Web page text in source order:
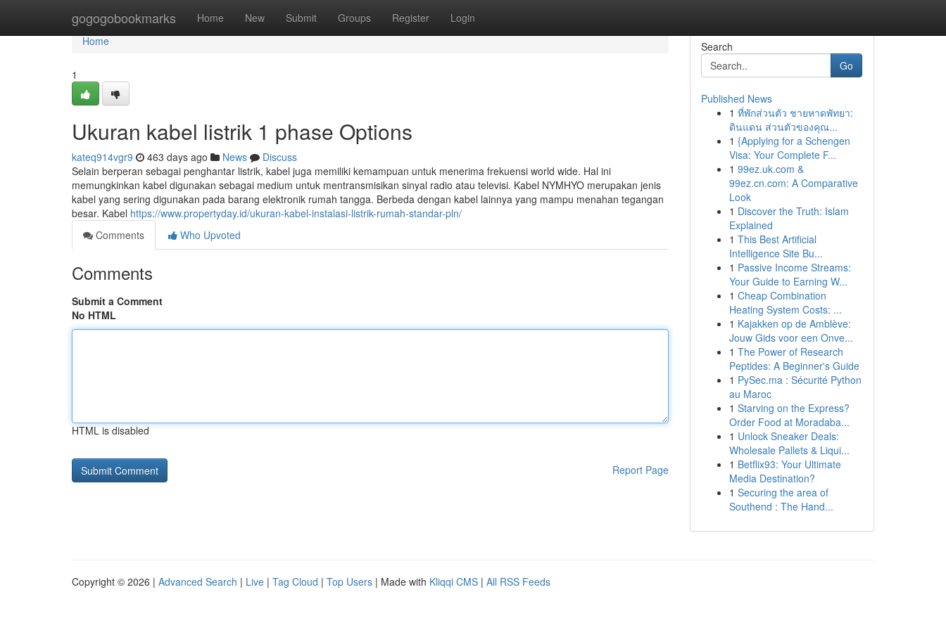
gogogobookmarks Home New Submit Groups Register Login
Home
Home
1
Ukuran kabel listrik 1 phase Options
kateq914vgr9 463 days ago News
Discuss
Selain berperan sebagai penghantar listrik, kabel juga memiliki kemampuan untuk menerima frekuensi world wide. Hal ini
memungkinkan kabel digunakan sebagai medium untuk mentransmisikan sinyal radio atau televisi. Kabel NYMHYO merupakan jenis
kabel yang sering digunakan pada barang elektronik rumah tangga. Berbeda dengan kabel lainnya yang mampu menahan tegangan
besar. Kabel https://www.propertyday.id/ukuran-kabel-instalasi-listrik-rumah-standar-pln/
Comments
Who Upvoted
Comments
Submit a Comment
No HTML
HTML is disabled
Report Page
Search
Go
Published News
1 ที่พักส่วนตัว ชายหาดพัทยา:
ดินแดน ส่วนตัวของคุณ...
1 {Applying for a Schengen
Visa: Your Complete F...
1 99ez.uk.com &
99ez.cn.com: A Comparative
Look
1 Discover the Truth: Islam
Explained
1 This Best Artificial
Intelligence Site Bu...
1 Passive Income Streams:
Your Guide to Earning W...
1 Cheap Combination
Heating System Costs: ...
1 Kajakken op de Amblève:
Jouw Gids voor een Onve...
1 The Power of Research
Peptides: A Beginner's Guide
1 PySec.ma : Sécurité Python
au Maroc
1 Starving on the Express?
Order Food at Moradaba...
1 Unlock Sneaker Deals:
Wholesale Pallets & Liqui...
1 Betflix93: Your Ultimate
Media Destination?
1 Securing the area of
Southend : The Hand...
Copyright © 2026 | Advanced Search | Live | Tag Cloud | Top Users | Made with Kliqqi CMS | All RSS Feeds